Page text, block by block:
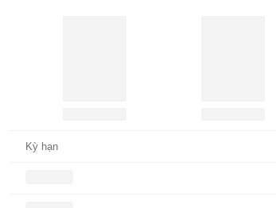
Kỳ hạn